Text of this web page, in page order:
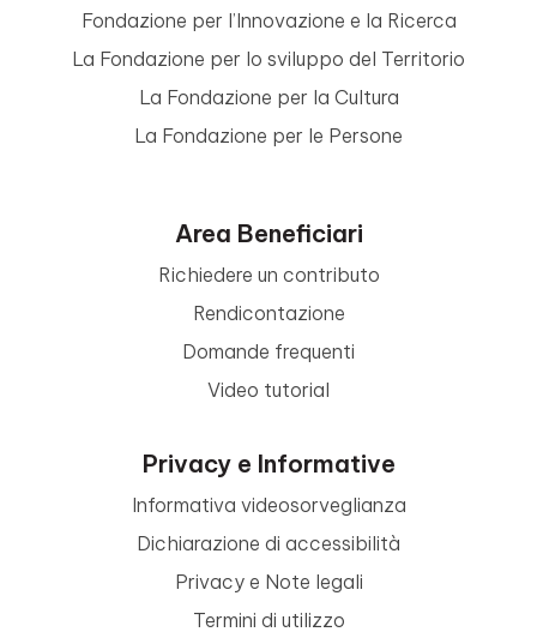
Fondazione per l’Innovazione e la Ricerca
La Fondazione per lo sviluppo del Territorio
La Fondazione per la Cultura
La Fondazione per le Persone
Area Beneficiari
Richiedere un contributo
Rendicontazione
Domande frequenti
Video tutorial
Privacy e Informative
Informativa videosorveglianza
Dichiarazione di accessibilità
Privacy e Note legali
Termini di utilizzo